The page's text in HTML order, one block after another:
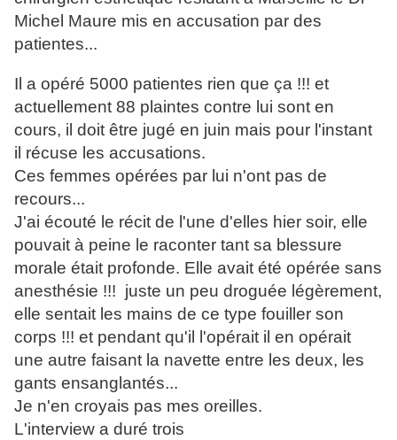
Michel Maure mis en accusation par des
patientes...
Il a opéré 5000 patientes rien que ça !!! et
actuellement 88 plaintes contre lui sont en
cours, il doit être jugé en juin mais pour l'instant
il récuse les accusations.
Ces femmes opérées par lui n'ont pas de
recours...
J'ai écouté le récit de l'une d'elles hier soir, elle
pouvait à peine le raconter tant sa blessure
morale était profonde. Elle avait été opérée sans
anesthésie !!! juste un peu droguée légèrement,
elle sentait les mains de ce type fouiller son
corps !!! et pendant qu'il l'opérait il en opérait
une autre faisant la navette entre les deux, les
gants ensanglantés...
Je n'en croyais pas mes oreilles.
L'interview a duré trois